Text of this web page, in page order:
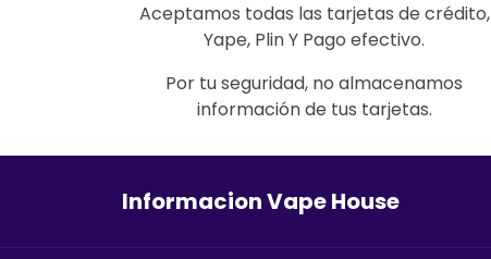
Aceptamos todas las tarjetas de crédito,
Yape, Plin Y Pago efectivo.
Por tu seguridad, no almacenamos
información de tus tarjetas.
Informacion Vape House